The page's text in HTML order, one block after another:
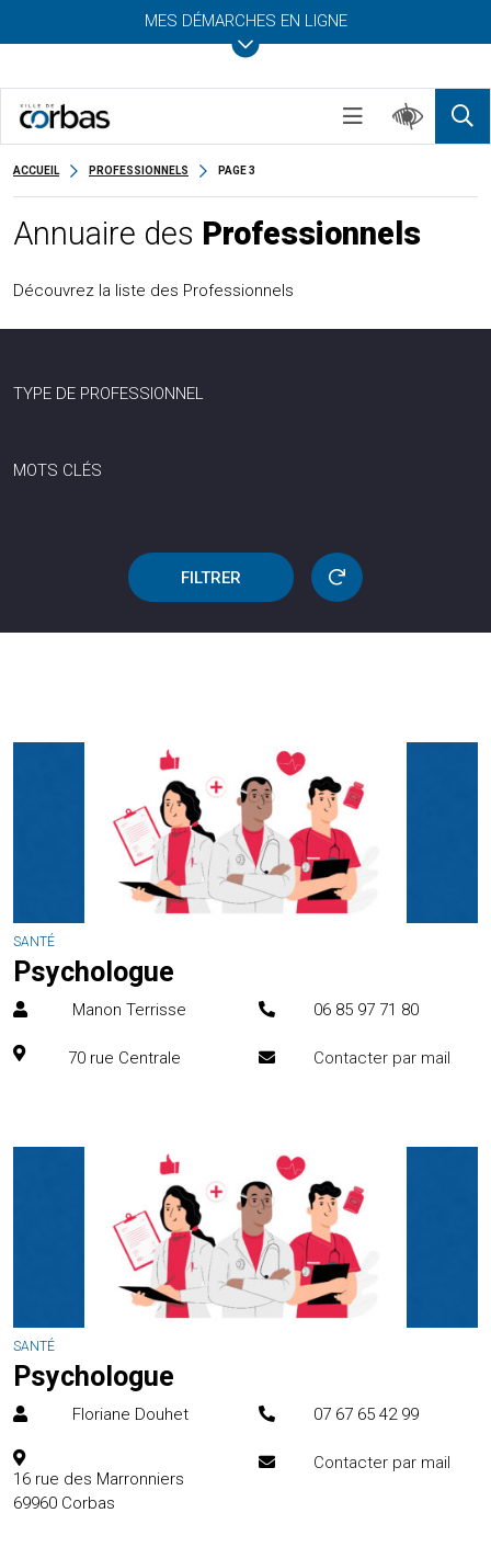
MES DÉMARCHES EN LIGNE
ACCUEIL PROFESSIONNELS PAGE 3
Annuaire des Professionnels
Découvrez la liste des Professionnels
TYPE DE PROFESSIONNEL
MOTS CLÉS
FILTRER
SANTÉ
Psychologue
Manon Terrisse
70 rue Centrale
06 85 97 71 80
Contacter par mail
SANTÉ
Psychologue
Floriane Douhet
16 rue des Marronniers
69960 Corbas
07 67 65 42 99
Contacter par mail